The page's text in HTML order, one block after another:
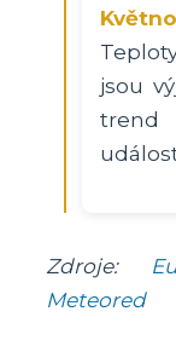
jsou
trend
Zdroje:
Meteored